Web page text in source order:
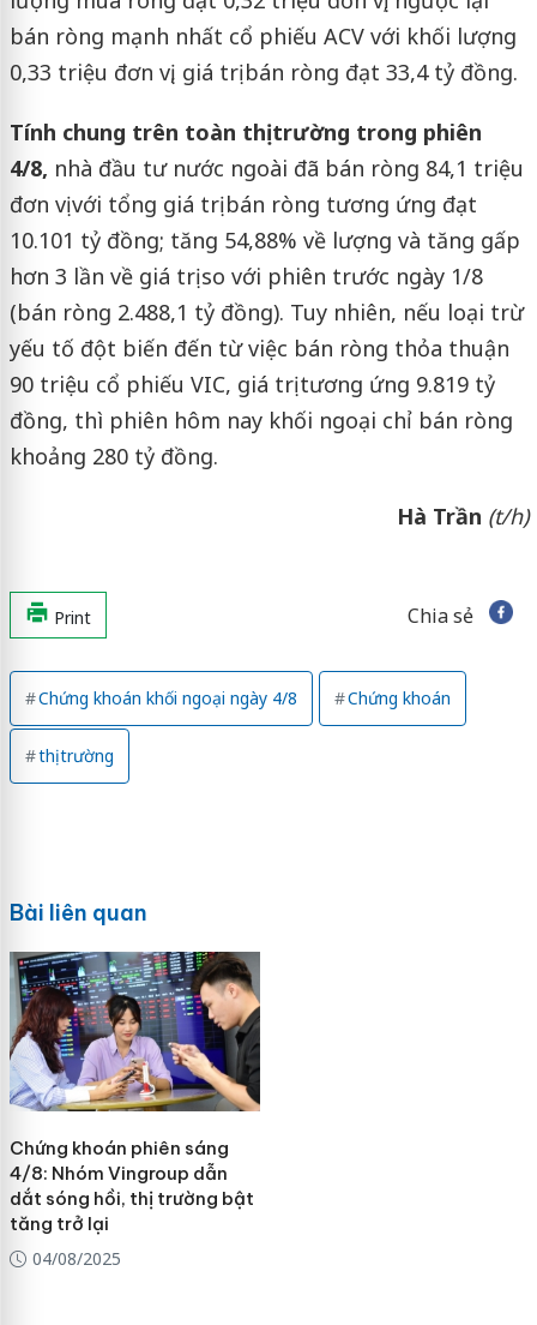
bán ròng mạnh nhất cổ phiếu ACV với khối lượng
0,33 triệu đơn vị, giá trị bán ròng đạt 33,4 tỷ đồng.
Tính chung trên toàn thị trường trong phiên
4/8, nhà đầu tư nước ngoài đã bán ròng 84,1 triệu
đơn vị với tổng giá trị bán ròng tương ứng đạt
10.101 tỷ đồng; tăng 54,88% về lượng và tăng gấp
hơn 3 lần về giá trị so với phiên trước ngày 1/8
(bán ròng 2.488,1 tỷ đồng). Tuy nhiên, nếu loại trừ
yếu tố đột biến đến từ việc bán ròng thỏa thuận
90 triệu cổ phiếu VIC, giá trị tương ứng 9.819 tỷ
đồng, thì phiên hôm nay khối ngoại chỉ bán ròng
khoảng 280 tỷ đồng.
Hà Trần (t/h)
Print Chia sẻ
Chứng khoán khối ngoại ngày 4/8 Chứng khoán
thị trường
Bài liên quan
Chứng khoán phiên sáng
4/8: Nhóm Vingroup dẫn
dắt sóng hồi, thị trường bật
tăng trở lại
04/08/2025